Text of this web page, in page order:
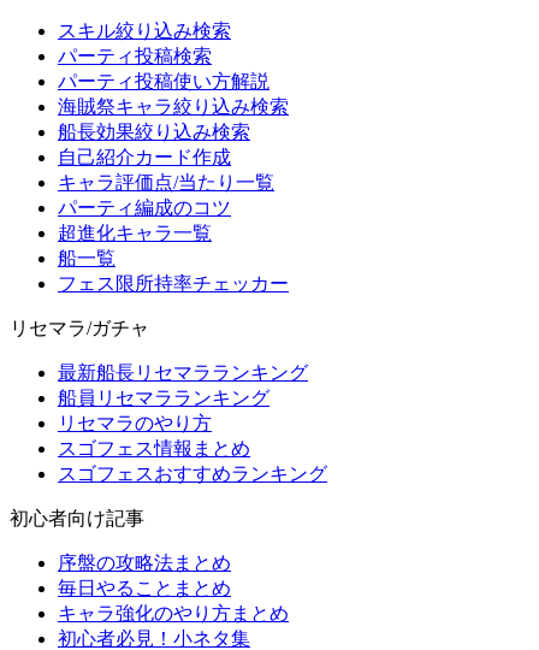
スキル絞り込み検索
パーティ投稿検索
パーティ投稿使い方解説
海賊祭キャラ絞り込み検索
船長効果絞り込み検索
自己紹介カード作成
キャラ評価点/当たり一覧
パーティ編成のコツ
超進化キャラ一覧
船一覧
フェス限所持率チェッカー
リセマラ/ガチャ
最新船長リセマラランキング
船員リセマラランキング
リセマラのやり方
スゴフェス情報まとめ
スゴフェスおすすめランキング
初心者向け記事
序盤の攻略法まとめ
毎日やることまとめ
キャラ強化のやり方まとめ
初心者必見！小ネタ集